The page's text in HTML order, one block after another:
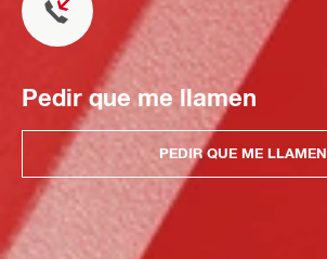
Pedir que me llamen
PEDIR QUE ME LLAMEN